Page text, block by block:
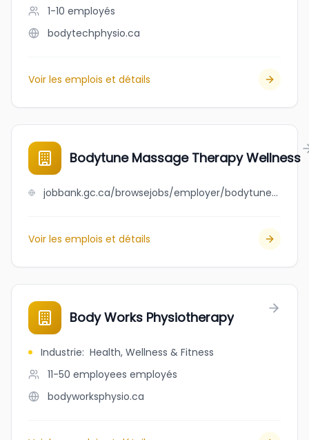
1-10 employés
bodytechphysio.ca
Voir les emplois et détails
Bodytune Massage Therapy Wellness
jobbank.gc.ca/browsejobs/employer/bodytune+massage+therapy+wellness/ca
Voir les emplois et détails
Body Works Physiotherapy
Industrie: Health, Wellness & Fitness
11-50 employees employés
bodyworksphysio.ca